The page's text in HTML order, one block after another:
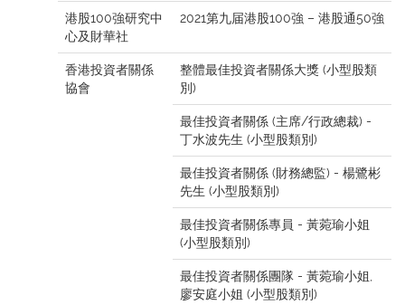
港股100強研究中
心及財華社
2021第九届港股100強 – 港股通50強
香港投資者關係
協會
整體最佳投資者關係大獎 (小型股類
別)
最佳投資者關係 (主席/行政總裁) -
丁水波先生 (小型股類別)
最佳投資者關係 (財務總監) - 楊鷺彬
先生 (小型股類別)
最佳投資者關係專員 - 黃菀瑜小姐
(小型股類別)
最佳投資者關係團隊 - 黃菀瑜小姐,
廖安庭小姐 (小型股類別)